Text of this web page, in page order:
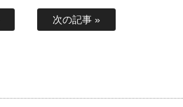
次の記事 »